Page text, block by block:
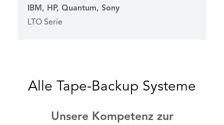
IBM, HP, Quantum, Sony
LTO Serie
Alle Tape-Backup Systeme
Unsere Kompetenz zur